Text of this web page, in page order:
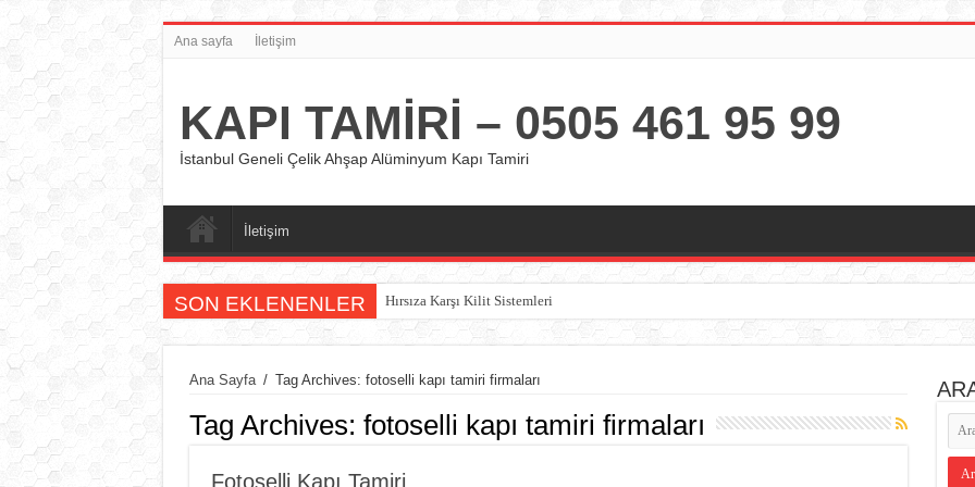
Ana sayfa İletişim
KAPI TAMİRİ – 0505 461 95 99
İstanbul Geneli Çelik Ahşap Alüminyum Kapı Tamiri
İletişim
SON EKLENENLER Hırsıza Karşı Kilit Sistemleri
Ana Sayfa / Tag Archives: fotoselli kapı tamiri firmaları
Tag Archives: fotoselli kapı tamiri firmaları
Fotoselli Kapı Tamiri